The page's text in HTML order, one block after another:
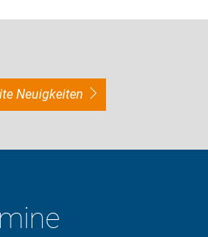
Neuigkeiten